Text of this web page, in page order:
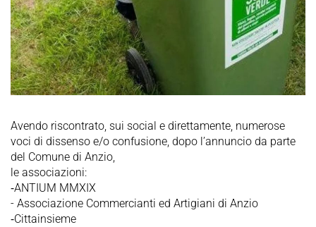
Avendo riscontrato, sui social e direttamente, numerose
voci di dissenso e/o confusione, dopo l’annuncio da parte
del Comune di Anzio,
le associazioni:
⁃ANTIUM MMXIX
- Associazione Commercianti ed Artigiani di Anzio
⁃Cittainsieme